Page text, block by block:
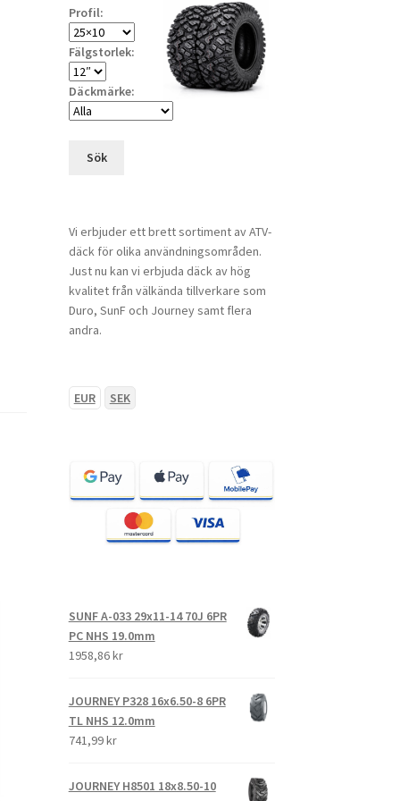
Profil:
Fälgstorlek:
Däckmärke:
Sök
Vi erbjuder ett brett sortiment av ATV-
däck för olika användningsområden.
Just nu kan vi erbjuda däck av hög
kvalitet från välkända tillverkare som
Duro, SunF och Journey samt flera
andra.
EUR SEK
SUNF A-033 29x11-14 70J 6PR
PC NHS 19.0mm
1958,86 kr
JOURNEY P328 16x6.50-8 6PR
TL NHS 12.0mm
741,99 kr
JOURNEY H8501 18x8.50-10